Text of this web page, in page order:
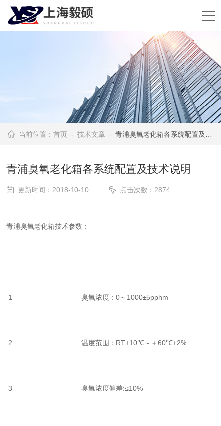
当前位置：首页 -技术文章 - 青浦臭氧老化箱各系统配置及技术说明
青浦臭氧老化箱各系统配置及技术说明
更新时间：2018-10-10 点击次数：2874
青浦臭氧老化箱技术参数：
1 臭氧浓度：0～1000±5pphm
2 温度范围：RT+10℃～＋60℃±2%
3 臭氧浓度偏差:≤10%